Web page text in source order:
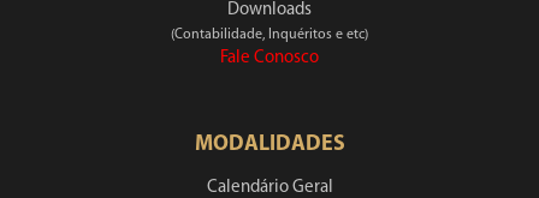
Downloads
(Contabilidade, Inquéritos e etc)
Fale Conosco
MODALIDADES
Calendário Geral